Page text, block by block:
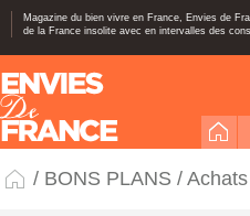
Magazine du bien vivre en France, Envies de
de la France insolite avec en intervalles des
/ BONS PLANS /